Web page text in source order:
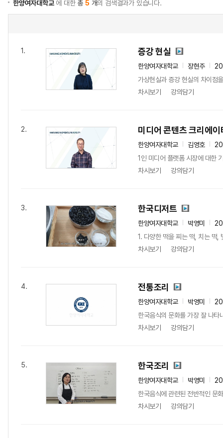
한양여자대학교에 대한총5 개의 검색결과가 있습니다.
1. 증강 현실
한양여자대학교 장현주
가상현실과 증강 현실의 차이점
차시보기
강의담기
2. 미디어 콘텐츠 크리에이
한양여자대학교 김영호
1인 미디어 플랫폼 시장에 대한
차시보기
강의담기
3. 한국디저트
한양여자대학교 박영미
1. 다양한 떡을 찌는 떡, 치는 떡,
차시보기
강의담기
4. 전통조리
한양여자대학교 박영미
한국음식의 문화를 가장 잘 나
차시보기
강의담기
5. 한국조리
한양여자대학교 박영미
한국음식에 관련된 전반적인 문
차시보기
강의담기